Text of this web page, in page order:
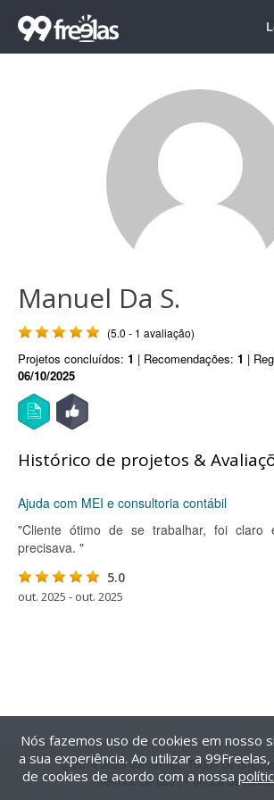
Manuel Da S.
(5.0 - 1 avaliação)
Projetos concluídos: 1 | Recomendações: 1 |
06/10/2025
Histórico de projetos &
Ajuda com MEI e consultoria contábil
"Cliente ótimo de se trabalhar, foi claro
precisava. "
5.0
out. 2025 - out. 2025
@2014-2026 99Freelas. Todos os
Termos de uso| Política de
Nós fazemos uso de cookies em nosso
a sua experiência. Ao utilizar a
de cookies de acordo com a nossa